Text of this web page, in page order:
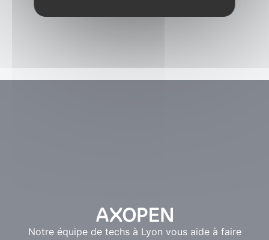
Notre équipe de techs à Lyon vous aide à faire